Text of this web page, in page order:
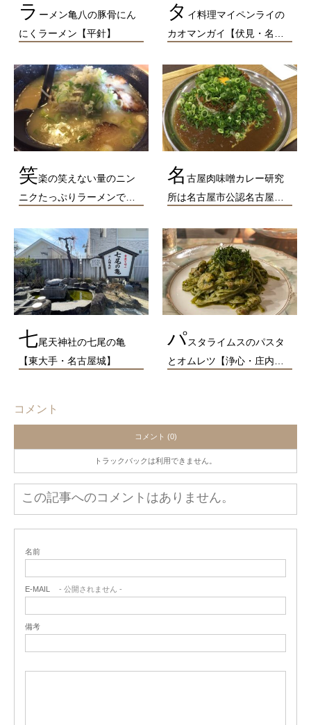
ラ ーメン亀八の豚骨にん
にくラーメン【平針】
タ イ料理マイペンライの
カオマンガイ【伏見・名…
笑楽の笑えない量のニン
ニクたっぷりラーメンで…
名 古屋肉味噌カレー研究
所は名古屋市公認名古屋…
七尾天神社の七尾の亀
【東大手・名古屋城】
パスタライムスのパスタ
とオムレツ【浄心・庄内…
コメント
コメント (0)
トラックバックは利用できません。
この記事へのコメントはありません。
名前
E-MAIL - 公開されません -
備考